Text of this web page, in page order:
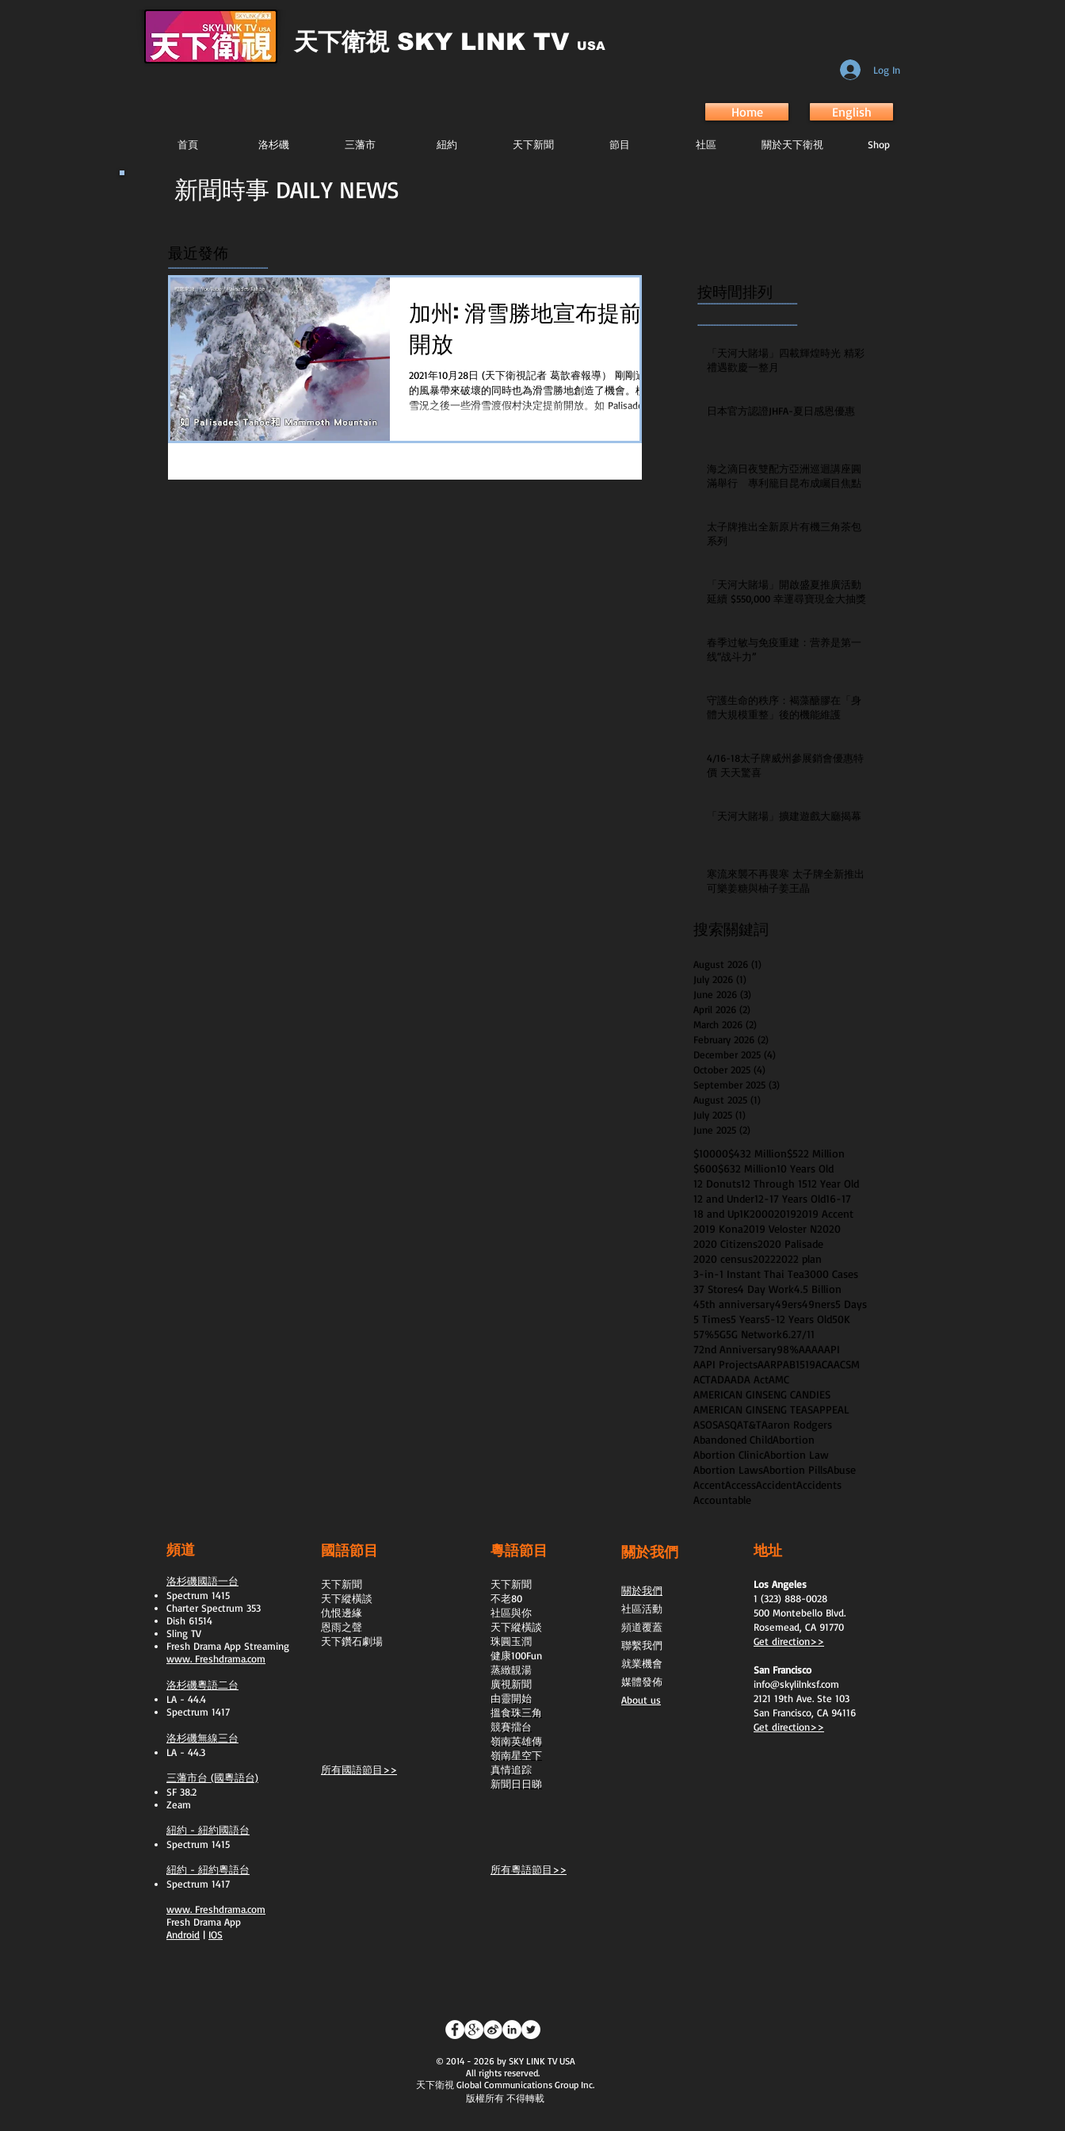
天下衛視SKY LINK TV USA
Log In
Home English
首頁 洛杉磯 三藩市 紐約 天下新聞 節目 社區 關於天下衛視 Shop
新聞時事 DAILY NEWS
最近發佈
...............................................................
加州: 滑雪勝地宣布提前
開放
2021年10月28日 (天下衛視記者 葛歆睿報導） 剛剛過去
的風暴帶來破壞的同時也為滑雪勝地創造了機會。檢查
雪況之後一些滑雪渡假村決定提前開放。如 Palisades
按時間排列
...............................................................
...............................................................
「天河大賭場」四載輝煌時光 精彩
禮遇歡慶一整月
日本官方認證JHFA-夏日感恩優惠
海之滴日夜雙配方亞洲巡迴講座圓
滿舉行 專利籠目昆布成矚目焦點
太子牌推出全新原片有機三角茶包
系列
「天河大賭場」開啟盛夏推廣活動
延續 $550,000 幸運尋寶現金大抽獎
春季过敏与免疫重建：营养是第一
线“战斗力”
守護生命的秩序：褐藻醣膠在「身
體大規模重整」後的機能維護
4/16-18太子牌威州參展銷會優惠特
價 天天驚喜
「天河大賭場」擴建遊戲大廳揭幕
寒流來襲不再畏寒 太子牌全新推出
可樂姜糖與柚子姜王晶
搜索關鍵詞
August 2026 (1)
July 2026 (1)
June 2026 (3)
April 2026 (2)
March 2026 (2)
February 2026 (2)
December 2025 (4)
October 2025 (4)
September 2025 (3)
August 2025 (1)
July 2025 (1)
June 2025 (2)
$10000$432 Million$522 Million
$600$632 Million10 Years Old
12 Donuts12 Through 1512 Year Old
12 and Under12-17 Years Old16-17
18 and Up1K200020192019 Accent
2019 Kona2019 Veloster N2020
2020 Citizens2020 Palisade
2020 census20222022 plan
3-in-1 Instant Thai Tea3000 Cases
37 Stores4 Day Work4.5 Billion
45th anniversary49ers49ners5 Days
5 Times5 Years5-12 Years Old50K
57%5G5G Network6.27/11
72nd Anniversary98%AAAAAPI
AAPI ProjectsAARPAB1519ACAACSM
ACTADAADA ActAMC
AMERICAN GINSENG CANDIES
AMERICAN GINSENG TEASAPPEAL
ASOSASQAT&TAaron Rodgers
Abandoned ChildAbortion
Abortion ClinicAbortion Law
Abortion LawsAbortion PillsAbuse
AccentAccessAccidentAccidents
Accountable
頻道
洛杉磯國語一台
Spectrum 1415
Charter Spectrum 353
Dish 61514
Sling TV
​Fresh Drama App Streaming
www. Freshdrama.com
洛杉磯粵語二台
LA - 44.4
Spectrum 1417
洛杉磯無線三台
LA - 44.3
三藩市台 (國粵語台)
SF 38.2
Zeam
紐約 - 紐約國語台
Spectrum 1415
紐約 - 紐約粵語台
Spectrum 1417
​www. Freshdrama.com
Fresh Drama App
​Android | IOS
國語節目
天下新聞
天下縱橫談
​仇恨邊緣
恩雨之聲
天下鑽石劇場
所有國語節目>>
粵語節目
天下新聞
不老80
社區與你
天下縱橫談
​珠圓玉潤
​健康100Fun
蒸緻靚湯
​廣視新聞
由靈開始
搵食珠三角
競賽擂台
嶺南英雄傳
嶺南星空下
真情追踪
新聞日日睇
所有粵語節目>>
關於我們
關於我們
社區活動
頻道覆蓋
聯繫我們
就業機會
媒體發佈
About us
地址
Los Angeles
1 (323) 888-0028
500 Montebello Blvd.
Rosemead, CA 91770
Get direction>>
San Francisco
info@skylilnksf.com
2121 19th Ave. Ste 103
San Francisco, CA 94116
Get direction>>
© 2014 - 2026 by SKY LINK TV USA
All rights reserved.
天下衛視 Global Communications Group Inc.
版權所有 不得轉載